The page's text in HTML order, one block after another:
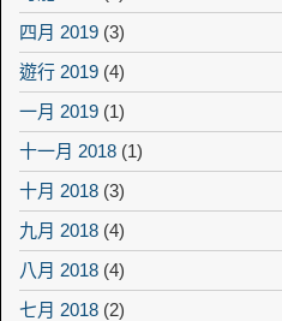
四月 2019 (3)
遊行 2019 (4)
一月 2019 (1)
十一月 2018 (1)
十月 2018 (3)
九月 2018 (4)
八月 2018 (4)
七月 2018 (2)